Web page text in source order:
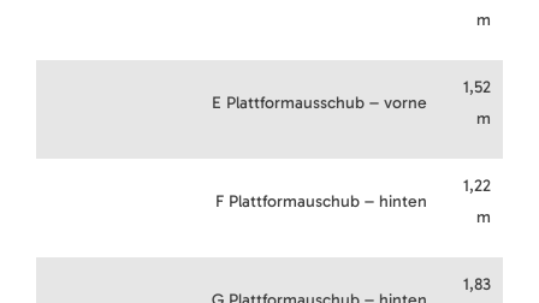
m
E Plattformausschub – vorne
1,52
m
F Plattformauschub – hinten
1,22
m
1,83